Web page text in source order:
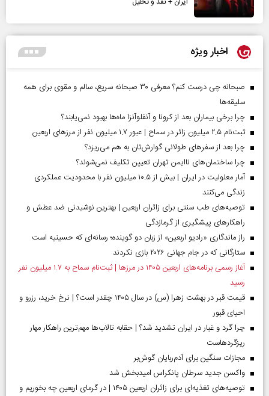
اخبار ویژه
صبحانه چی درست کنم؟ معرفی ۳۰ صبحانه سریع، سالم و مقوی برای همه
سلیقه‌ها
چرا برخی بیماران بعد از کرونا و آنفلوآنزا ماه‌ها بهبود نمی‌یابند؟
ثبت‌نام ۲.۵ میلیون زائر در سماح | عبور ۱.۷ میلیون نفر از مرز‌های اربعین
چرا بعد از سفرهای طولانی گوارش‌تان به هم می‌ریزد؟
چرا ساختمان‌های ناایمن تهران تعیین تکلیف نمی‌شوند؟
آمار معلولیت در ایران | بیش از ۱۰.۵ میلیون نفر با محدودیت عملکردی
زندگی می‌کنند
توصیه‌های طب سنتی برای زائران اربعین | بهترین نوشیدنی ضد عطش و
راهکارهای پیشگیری از گرمازدگی
راز ماندگاری «رادیو اربعین» از زبان دو گوینده؛ رسانه‌ای که حسینیه است
ستارگانی که در جام جهانی ۲۰۲۶ بازی نکردند
آغاز رسمی برنامه‌های اربعین ۱۴۰۵ در مرز‌ها | ثبت‌نام سماح به ۱.۷ میلیون نفر
رسید
قیمت قبر در بهشت زهرا (س) در سال ۱۴۰۵ چقدر است؟ | نرخ خرید، رزرو و
احیای قبور
چرا گرد و غبار در ایران تشدید شد؟ | حقابه تالاب‌ها مهم‌ترین راهکار مهار
ریزگردهاست
مجازات سنگین برای آدم‌ربایان گوش‌بر
واکسن جدید سرطان پانکراس امیدبخش شد
توصیه‌های تغذیه‌ای برای زائران اربعین ۱۴۰۵ | در گرمای اربعین چه بخوریم و